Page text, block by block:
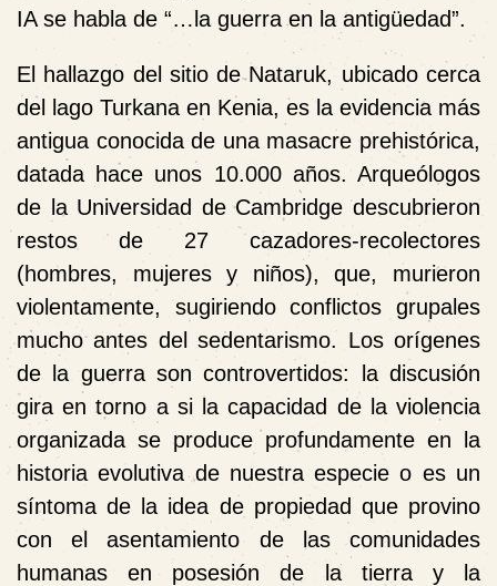
IA se habla de “…la guerra en la antigüedad”.
El hallazgo del sitio de Nataruk, ubicado cerca
del lago Turkana en Kenia, es la evidencia más
antigua conocida de una masacre prehistórica,
datada hace unos 10.000 años. Arqueólogos
de la Universidad de Cambridge descubrieron
restos de 27 cazadores-recolectores
(hombres, mujeres y niños), que, murieron
violentamente, sugiriendo conflictos grupales
mucho antes del sedentarismo. Los orígenes
de la guerra son controvertidos: la discusión
gira en torno a si la capacidad de la violencia
organizada se produce profundamente en la
historia evolutiva de nuestra especie o es un
síntoma de la idea de propiedad que provino
con el asentamiento de las comunidades
humanas en posesión de la tierra y la